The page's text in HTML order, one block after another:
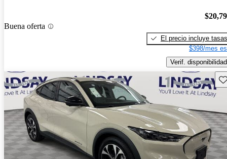
Buena oferta
El precio incluye tasas
$398/mes
Verif. disponibilidad